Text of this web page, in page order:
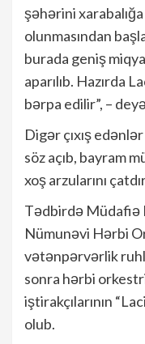
şəhərini
olunmasından
burada geniş
aparılıb. Hazırda
bərpa edilir”, –
Digər çıxış
söz açıb, bayram
xoş arzularını
Tədbirdə Müdafiə
Nümunəvi Hərbi
vətənpərvərlik
sonra hərbi
iştirakçılarının
olub.